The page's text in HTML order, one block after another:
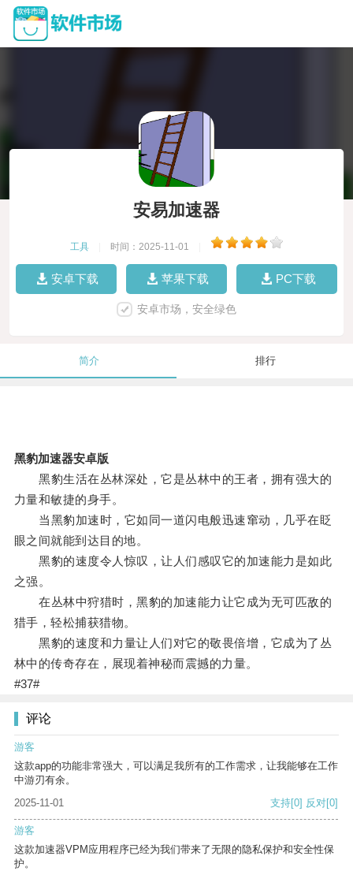
安易加速器
工具 时间：2025-11-01
安卓下载 苹果下载 PC下载
安卓市场，安全绿色
简介 排行
黑豹加速器安卓版
黑豹生活在丛林深处，它是丛林中的王者，拥有强大的
力量和敏捷的身手。
当黑豹加速时，它如同一道闪电般迅速窜动，几乎在眨
眼之间就能到达目的地。
黑豹的速度令人惊叹，让人们感叹它的加速能力是如此
之强。
在丛林中狩猎时，黑豹的加速能力让它成为无可匹敌的
猎手，轻松捕获猎物。
黑豹的速度和力量让人们对它的敬畏倍增，它成为了丛
林中的传奇存在，展现着神秘而震撼的力量。
#37#
评论
游客
这款app的功能非常强大，可以满足我所有的工作需求，让我能够在工作
中游刃有余。
2025-11-01
支持[0] 反对[0]
游客
这款加速器VPM应用程序已经为我们带来了无限的隐私保护和安全性保
护。